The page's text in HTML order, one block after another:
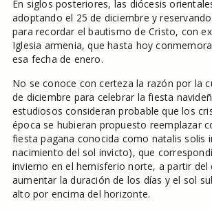
En siglos posteriores, las diócesis
adoptando el 25 de diciembre y
para recordar el bautismo de Cristo, con
Iglesia armenia, que hasta hoy
esa fecha de enero.
No se conoce con certeza la razón por la
de diciembre para celebrar la fiesta
estudiosos consideran probable que los
época se hubieran propuesto reemplazar
fiesta pagana conocida como natalis solis
nacimiento del sol invicto), que
invierno en el hemisferio norte, a partir del
aumentar la duración de los días y el sol
alto por encima del horizonte.